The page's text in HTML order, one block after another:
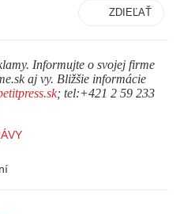
ZDIEĽAŤ
Informujte o svojej firme
aj vy. Bližšie informácie
; tel:+421 2 59 233